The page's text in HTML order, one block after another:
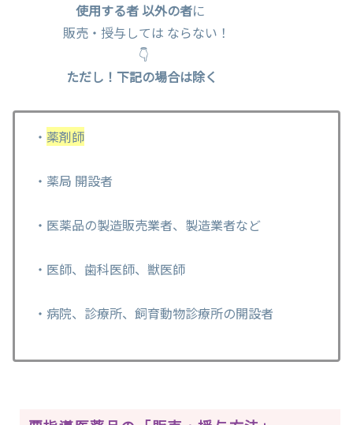
使用する者 以外の者に
販売・授与しては ならない！
👇
ただし！下記の場合は除く
・ 薬剤師
・薬局 開設者
・医薬品の製造販売業者、製造業者など
・医師、歯科医師、獣医師
・病院、診療所、飼育動物診療所の開設者